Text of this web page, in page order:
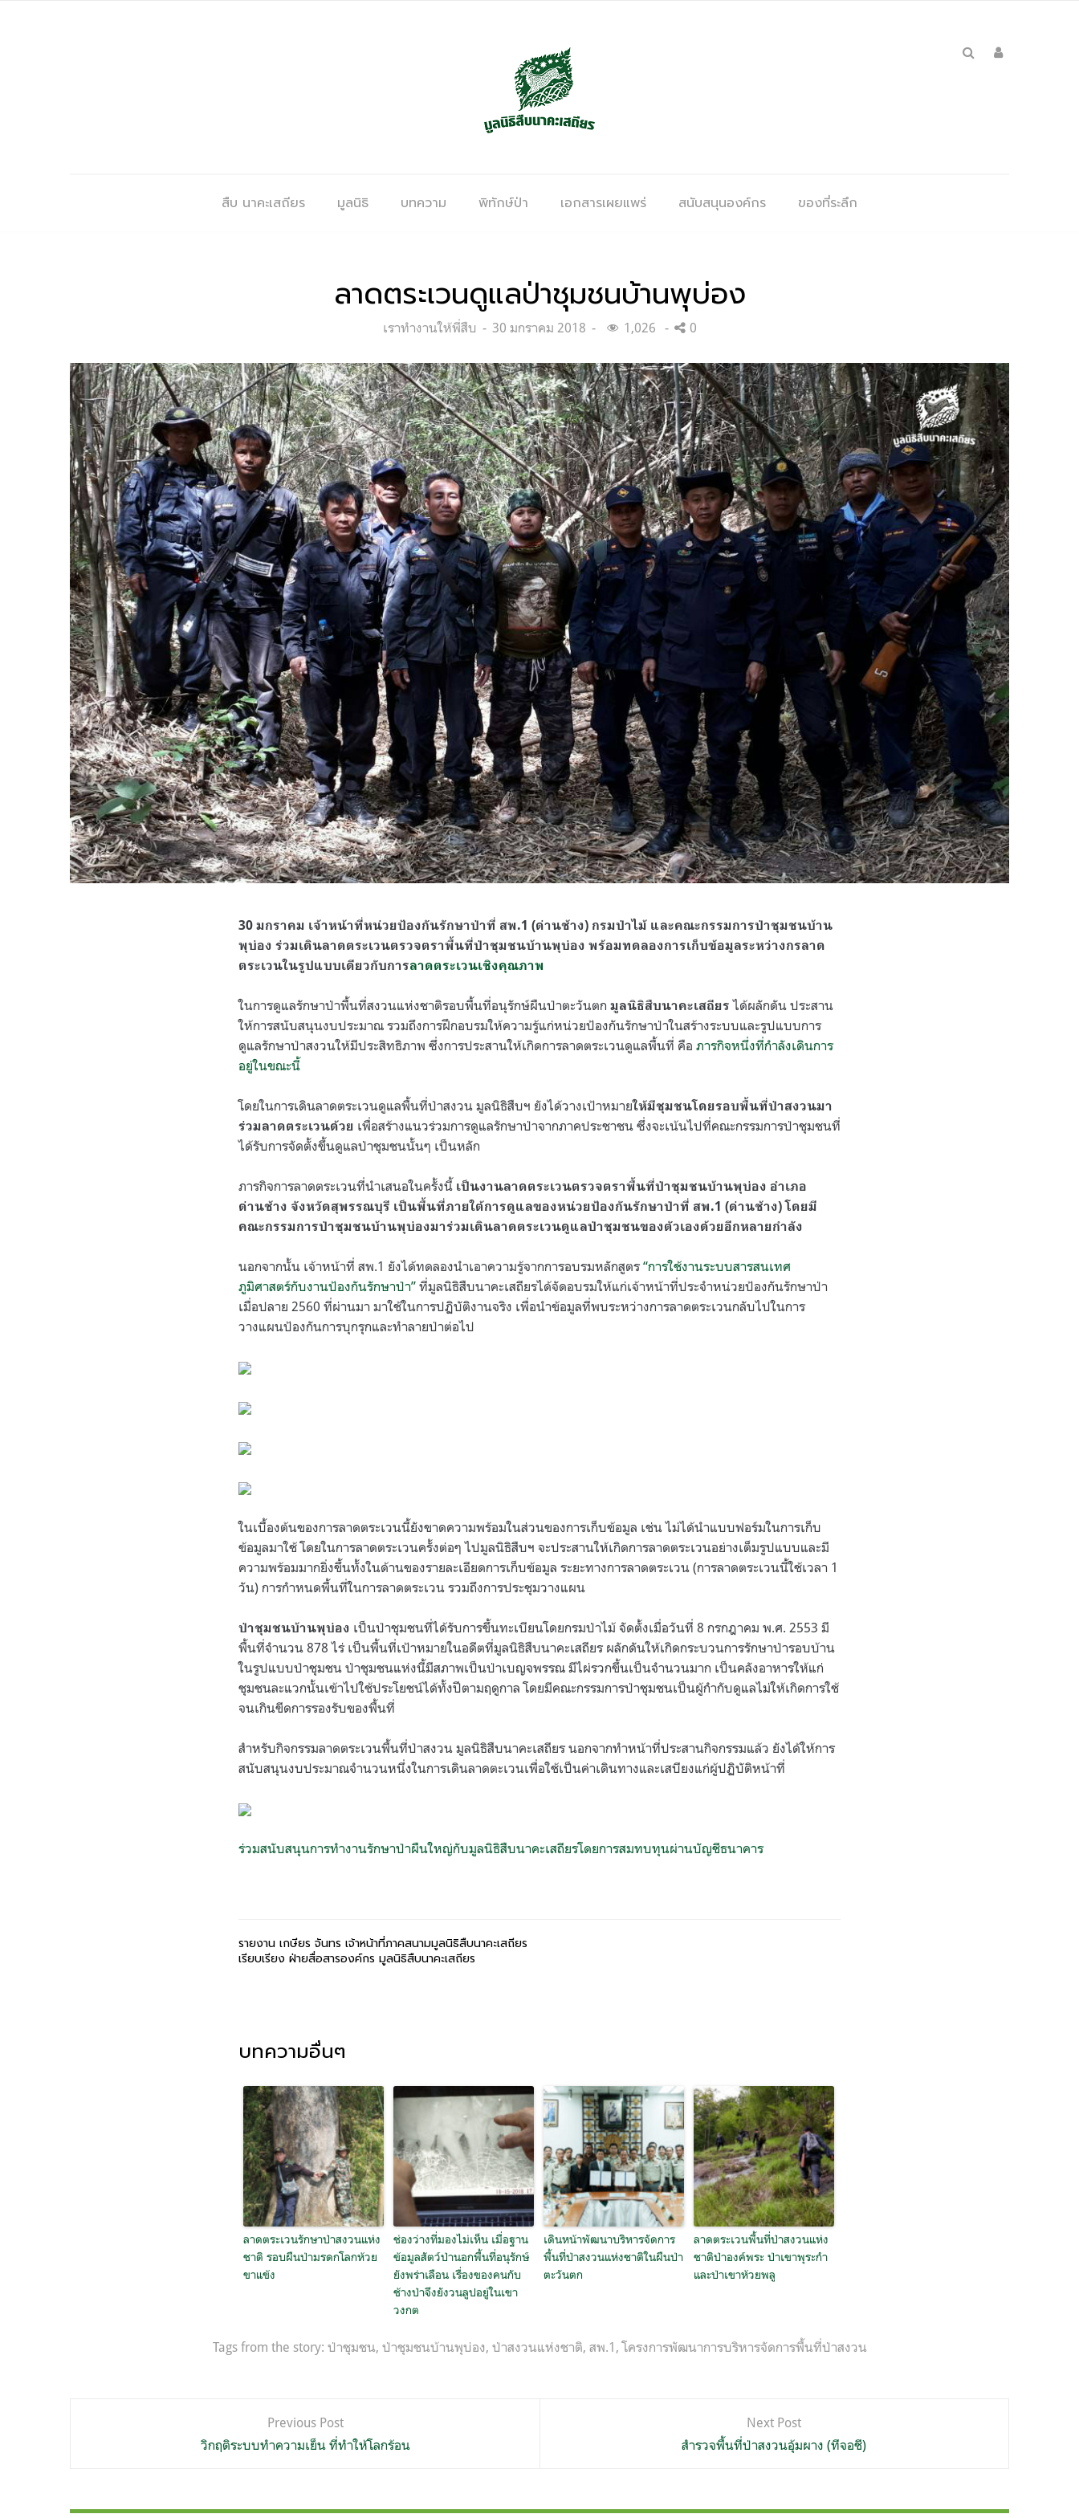
สืบ นาคะเสถียร มูลนิธิ บทความ พิทักษ์ป่า เอกสารเผยแพร่ สนับสนุนองค์กร ของที่ระลึก
ลาดตระเวนดูแลป่าชุมชนบ้านพุบ่อง
Categories:
เราทำงานให้พี่สืบ
Posted
30 มกราคม 2018 1,026 0
30 มกราคม เจ้าหน้าที่หน่วยป้องกันรักษาป่าที่ สพ.1 (ด่านช้าง) กรมป่าไม้ และคณะกรรมการป่าชุมชนบ้าน
พุบ่อง ร่วมเดินลาดตระเวนตรวจตราพื้นที่ป่าชุมชนบ้านพุบ่อง พร้อมทดลองการเก็บข้อมูลระหว่างกรลาด
ตระเวนในรูปแบบเดียวกับการลาดตระเวนเชิงคุณภาพ
ในการดูแลรักษาป่าพื้นที่สงวนแห่งชาติรอบพื้นที่อนุรักษ์ผืนป่าตะวันตก มูลนิธิสืบนาคะเสถียร ได้ผลักดัน ประสาน
ให้การสนับสนุนงบประมาณ รวมถึงการฝึกอบรมให้ความรู้แก่หน่วยป้องกันรักษาป่าในสร้างระบบและรูปแบบการ
ดูแลรักษาป่าสงวนให้มีประสิทธิภาพ ซึ่งการประสานให้เกิดการลาดตระเวนดูแลพื้นที่ คือ ภารกิจหนึ่งที่กำลังเดินการ
อยู่ในขณะนี้
โดยในการเดินลาดตระเวนดูแลพื้นที่ป่าสงวน มูลนิธิสืบฯ ยังได้วางเป้าหมายให้มีชุมชนโดยรอบพื้นที่ป่าสงวนมา
ร่วมลาดตระเวนด้วย เพื่อสร้างแนวร่วมการดูแลรักษาป่าจากภาคประชาชน ซึ่งจะเน้นไปที่คณะกรรมการป่าชุมชนที่
ได้รับการจัดตั้งขึ้นดูแลป่าชุมชนนั้นๆ เป็นหลัก
ภารกิจการลาดตระเวนที่นำเสนอในครั้งนี้ เป็นงานลาดตระเวนตรวจตราพื้นที่ป่าชุมชนบ้านพุบ่อง อำเภอ
ด่านช้าง จังหวัดสุพรรณบุรี เป็นพื้นที่ภายใต้การดูแลของหน่วยป้องกันรักษาป่าที่ สพ.1 (ด่านช้าง) โดยมี
คณะกรรมการป่าชุมชนบ้านพุบ่องมาร่วมเดินลาดตระเวนดูแลป่าชุมชนของตัวเองด้วยอีกหลายกำลัง
นอกจากนั้น เจ้าหน้าที่ สพ.1 ยังได้ทดลองนำเอาความรู้จากการอบรมหลักสูตร “การใช้งานระบบสารสนเทศ
ภูมิศาสตร์กับงานป้องกันรักษาป่า” ที่มูลนิธิสืบนาคะเสถียรได้จัดอบรมให้แก่เจ้าหน้าที่ประจำหน่วยป้องกันรักษาป่า
เมื่อปลาย 2560 ที่ผ่านมา มาใช้ในการปฏิบัติงานจริง เพื่อนำข้อมูลที่พบระหว่างการลาดตระเวนกลับไปในการ
วางแผนป้องกันการบุกรุกและทำลายป่าต่อไป
ในเบื้องต้นของการลาดตระเวนนี้ยังขาดความพร้อมในส่วนของการเก็บข้อมูล เช่น ไม่ได้นำแบบฟอร์มในการเก็บ
ข้อมูลมาใช้ โดยในการลาดตระเวนครั้งต่อๆ ไปมูลนิธิสืบฯ จะประสานให้เกิดการลาดตระเวนอย่างเต็มรูปแบบและมี
ความพร้อมมากยิ่งขึ้นทั้งในด้านของรายละเอียดการเก็บข้อมูล ระยะทางการลาดตระเวน (การลาดตระเวนนี้ใช้เวลา 1
วัน) การกำหนดพื้นที่ในการลาดตระเวน รวมถึงการประชุมวางแผน
ป่าชุมชนบ้านพุบ่อง เป็นป่าชุมชนที่ได้รับการขึ้นทะเบียนโดยกรมป่าไม้ จัดตั้งเมื่อวันที่ 8 กรกฎาคม พ.ศ. 2553 มี
พื้นที่จำนวน 878 ไร่ เป็นพื้นที่เป้าหมายในอดีตที่มูลนิธิสืบนาคะเสถียร ผลักดันให้เกิดกระบวนการรักษาป่ารอบบ้าน
ในรูปแบบป่าชุมชน ป่าชุมชนแห่งนี้มีสภาพเป็นป่าเบญจพรรณ มีไผ่รวกขึ้นเป็นจำนวนมาก เป็นคลังอาหารให้แก่
ชุมชนละแวกนั้นเข้าไปใช้ประโยชน์ได้ทั้งปีตามฤดูกาล โดยมีคณะกรรมการป่าชุมชนเป็นผู้กำกับดูแลไม่ให้เกิดการใช้
จนเกินขีดการรองรับของพื้นที่
สำหรับกิจกรรมลาดตระเวนพื้นที่ป่าสงวน มูลนิธิสืบนาคะเสถียร นอกจากทำหน้าที่ประสานกิจกรรมแล้ว ยังได้ให้การ
สนับสนุนงบประมาณจำนวนหนึ่งในการเดินลาดตะเวนเพื่อใช้เป็นค่าเดินทางและเสบียงแก่ผู้ปฏิบัติหน้าที่
ร่วมสนับสนุนการทำงานรักษาป่าผืนใหญ่กับมูลนิธิสืบนาคะเสถียรโดยการสมทบทุนผ่านบัญชีธนาคาร
รายงาน เกษียร จันทร เจ้าหน้าที่ภาคสนามมูลนิธิสืบนาคะเสถียร
เรียบเรียง ฝ่ายสื่อสารองค์กร มูลนิธิสืบนาคะเสถียร
บทความอื่นๆ
ลาดตระเวนรักษาป่าสงวนแห่ง
ชาติ รอบผืนป่ามรดกโลกห้วย
ขาแข้ง
ช่องว่างที่มองไม่เห็น เมื่อฐาน
ข้อมูลสัตว์ป่านอกพื้นที่อนุรักษ์
ยังพร่าเลือน เรื่องของคนกับ
ช้างป่าจึงยังวนลูปอยู่ในเขา
วงกต
เดินหน้าพัฒนาบริหารจัดการ
พื้นที่ป่าสงวนแห่งชาติในผืนป่า
ตะวันตก
ลาดตระเวนพื้นที่ป่าสงวนแห่ง
ชาติป่าองค์พระ ป่าเขาพุระกำ
และป่าเขาห้วยพลู
Tags from the story: ป่าชุมชน, ป่าชุมชนบ้านพุบ่อง, ป่าสงวนแห่งชาติ, สพ.1 ,โครงการพัฒนาการบริหารจัดการพื้นที่ป่าสงวน
Previous Post
วิกฤติระบบทำความเย็น ที่ทำให้โลกร้อน
Next Post
สำรวจพื้นที่ป่าสงวนอุ้มผาง (ทีจอชี)